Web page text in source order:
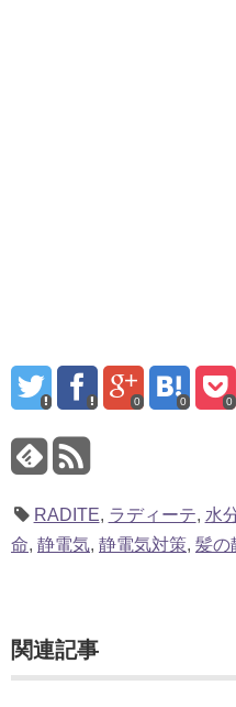
0 0 0
RADITE, ラディーテ, 水
命, 静電気, 静電気対策, 髪の
関連記事